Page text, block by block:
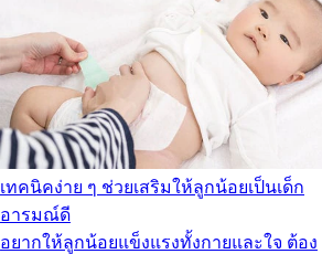
เทคนิคง่าย ๆ ช่วยเสริมให้ลูกน้อยเป็นเด็ก
อารมณ์ดี
อยากให้ลูกน้อยแข็งแรงทั้งกายและใจ ต้อง